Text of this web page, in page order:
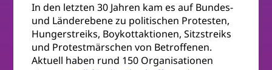
In den letzten 30 Jahren kam es auf Bundes-
und Länderebene zu politischen Protesten,
Hungerstreiks, Boykottaktionen, Sitzstreiks
und Protestmärschen von Betroffenen.
Aktuell haben rund 150 Organisationen